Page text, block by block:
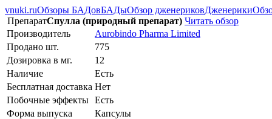
vnuki.ruОбзоры БАДовБАДыОбзор дженериковДженерики
ПрепаратСпулла (природный препарат) Читать обзор
Производитель
Aurobindo Pharma Limited
Продано шт.
775
Дозировка в мг.
12
Наличие
Есть
Бесплатная доставка Нет
Побочные эффекты Есть
Форма выпуска
Капсулы